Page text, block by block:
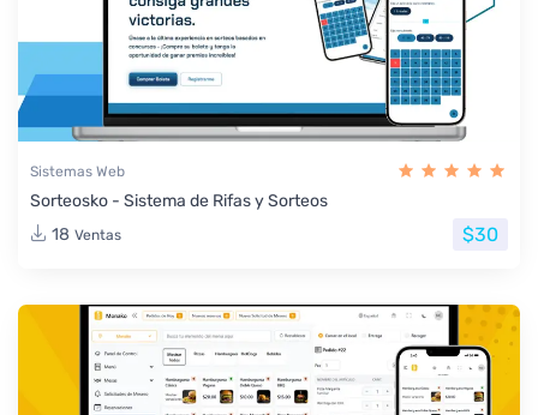
Sistemas Web
Sorteosko - Sistema de Rifas y Sorteos
18 Ventas $30